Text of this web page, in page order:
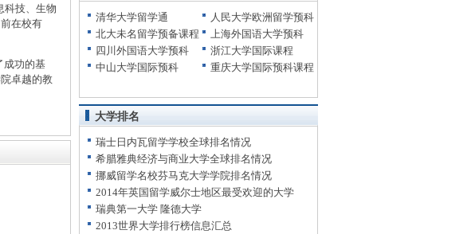
科技、生物
在校有
成功的基
卓越的教
清华大学留学通
人民大学欧洲留学预科
北大未名留学预备课程
上海外国语大学预科
四川外国语大学预科
浙江大学国际课程
中山大学国际预科
重庆大学国际预科课程
大学排名
瑞士日内瓦留学学校全球排名情况
希腊雅典经济与商业大学全球排名情况
挪威留学名校芬马克大学学院排名情况
2014年英国留学威尔士地区最受欢迎的大学
瑞典第一大学 隆德大学
2013世界大学排行榜信息汇总